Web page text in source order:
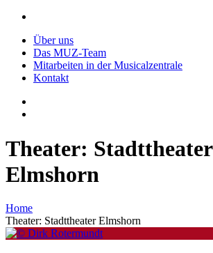
Über uns
Das MUZ-Team
Mitarbeiten in der Musicalzentrale
Kontakt
Theater: Stadttheater
Elmshorn
Home
Theater: Stadttheater Elmshorn